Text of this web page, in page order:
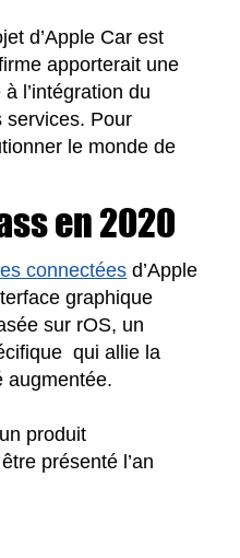
d’Apple Car est
apporterait une
l’intégration du
services. Pour
le monde de
en 2020
connectées d’Apple
graphique
sur rOS, un
qui allie la
augmentée.
produit
présenté l’an